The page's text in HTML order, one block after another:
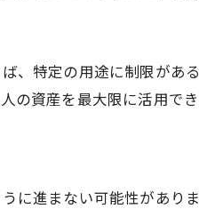
、特定の用途に制限があ
資産を最大限に活用でき
進まない可能性がありま